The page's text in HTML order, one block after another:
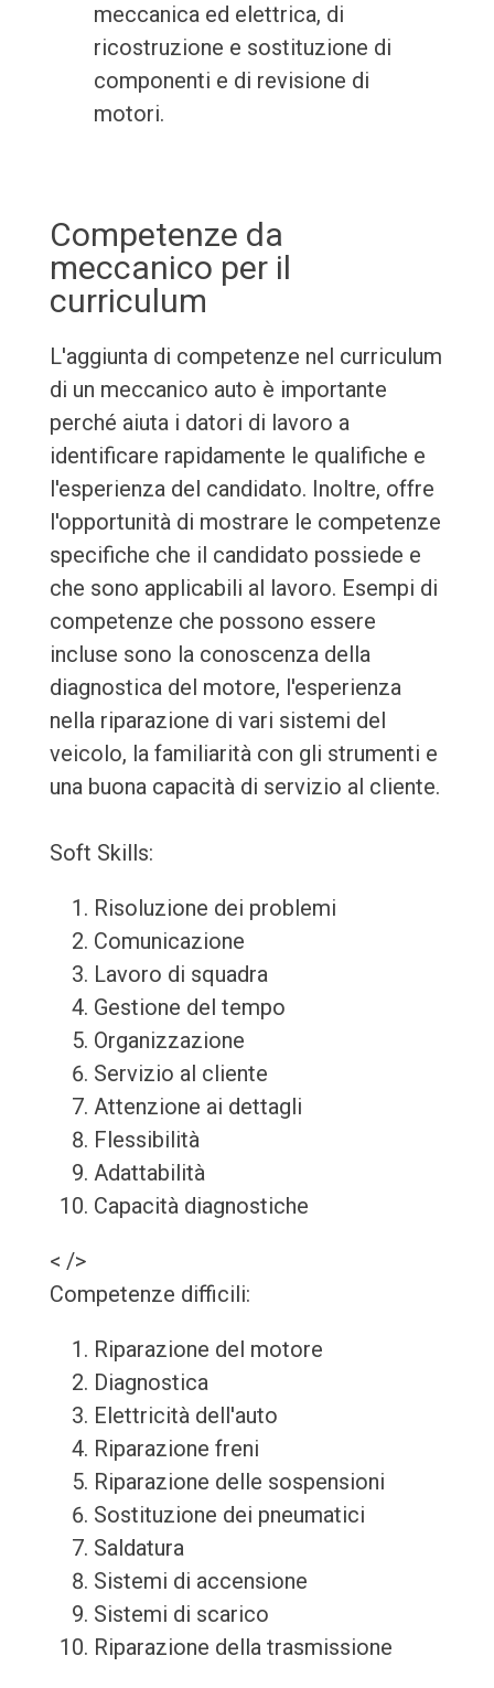
meccanica ed elettrica, di
ricostruzione e sostituzione di
componenti e di revisione di
motori.
Competenze da
meccanico per il
curriculum
L'aggiunta di competenze nel curriculum
di un meccanico auto è importante
perché aiuta i datori di lavoro a
identificare rapidamente le qualifiche e
l'esperienza del candidato. Inoltre, offre
l'opportunità di mostrare le competenze
specifiche che il candidato possiede e
che sono applicabili al lavoro. Esempi di
competenze che possono essere
incluse sono la conoscenza della
diagnostica del motore, l'esperienza
nella riparazione di vari sistemi del
veicolo, la familiarità con gli strumenti e
una buona capacità di servizio al cliente.
Soft Skills:
Risoluzione dei problemi
Comunicazione
Lavoro di squadra
Gestione del tempo
Organizzazione
Servizio al cliente
Attenzione ai dettagli
Flessibilità
Adattabilità
Capacità diagnostiche
< />
Competenze difficili:
Riparazione del motore
Diagnostica
Elettricità dell'auto
Riparazione freni
Riparazione delle sospensioni
Sostituzione dei pneumatici
Saldatura
Sistemi di accensione
Sistemi di scarico
Riparazione della trasmissione